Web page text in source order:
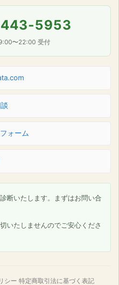
5953
〜22:00 受付
ォーム
断いたします。まずはお問い合
いたしませんのでご安心くださ
シー 特定商取引法に基づく表記